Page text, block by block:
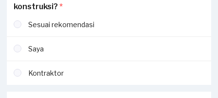
konstruksi? *
Sesuai rekomendasi
Saya
Kontraktor